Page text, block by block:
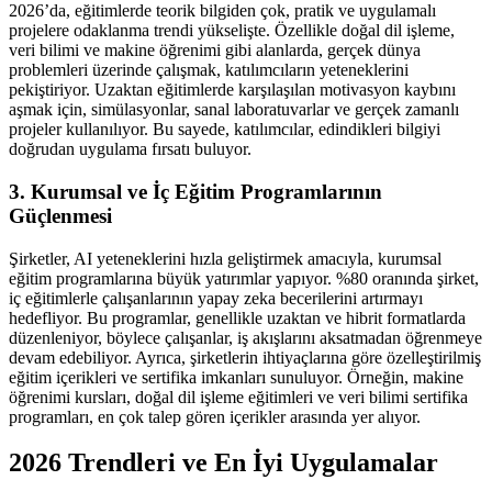
2026’da, eğitimlerde teorik bilgiden çok, pratik ve uygulamalı
projelere odaklanma trendi yükselişte. Özellikle doğal dil işleme,
veri bilimi ve makine öğrenimi gibi alanlarda, gerçek dünya
problemleri üzerinde çalışmak, katılımcıların yeteneklerini
pekiştiriyor. Uzaktan eğitimlerde karşılaşılan motivasyon kaybını
aşmak için, simülasyonlar, sanal laboratuvarlar ve gerçek zamanlı
projeler kullanılıyor. Bu sayede, katılımcılar, edindikleri bilgiyi
doğrudan uygulama fırsatı buluyor.
3. Kurumsal ve İç Eğitim Programlarının
Güçlenmesi
Şirketler, AI yeteneklerini hızla geliştirmek amacıyla, kurumsal
eğitim programlarına büyük yatırımlar yapıyor. %80 oranında şirket,
iç eğitimlerle çalışanlarının yapay zeka becerilerini artırmayı
hedefliyor. Bu programlar, genellikle uzaktan ve hibrit formatlarda
düzenleniyor, böylece çalışanlar, iş akışlarını aksatmadan öğrenmeye
devam edebiliyor. Ayrıca, şirketlerin ihtiyaçlarına göre özelleştirilmiş
eğitim içerikleri ve sertifika imkanları sunuluyor. Örneğin, makine
öğrenimi kursları, doğal dil işleme eğitimleri ve veri bilimi sertifika
programları, en çok talep gören içerikler arasında yer alıyor.
2026 Trendleri ve En İyi Uygulamalar